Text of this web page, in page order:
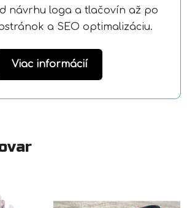
návrhu loga a tlačovín až po
a SEO optimalizáciu.
Viac informácií